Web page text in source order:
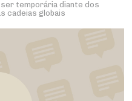
ser temporária diante dos
cadeias globais